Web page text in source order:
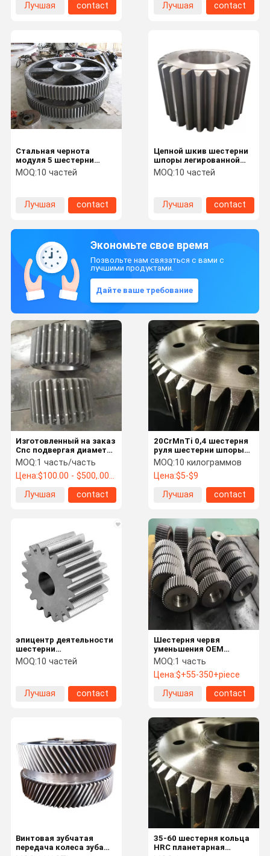
Путешестви
Е Фабрики
Лучшая
contact
Лучшая
contact
Стальная чернота
модуля 5 шестерни
шпоры C45 для Hoister
MOQ:10 частей
Лучшая
contact
Цепной шкив шестерни
шпоры легированной
стали машины CNC
угловой прямой
MOQ:10 частей
Лучшая
contact
Экономьте свое время
Позвольте нам связаться с вами с
лучшими продуктами.
Дайте ваше требование
20CrMnTi 0,4 шестерня
руля шестерни шпоры
зуба модуля 10
стальная
MOQ:10 килограммов
Цена:$5-$9
Лучшая
contact
Изготовленный на заказ
Cnc подвергая диаметр
механической
обработке 2000-
8000mm системы
планетарной шестерни
большой
MOQ:1 часть/часть
Цена:$100.00 - $500,.00 / Piece
Лучшая
contact
Шестерня червя
уменьшения OEM
сверхмощная для
шкафа шестерни
коробки передач
MOQ:1 часть
Цена:$+55-350+piece
Лучшая
contact
эпицентр деятельности
шестерни
цилиндрического
косозубого колеса 40X
мельницы шарика
MOQ:10 частей
Лучшая
contact
35-60 шестерня кольца
HRC планетарная
Винтовая зубчатая
передача колеса зуба